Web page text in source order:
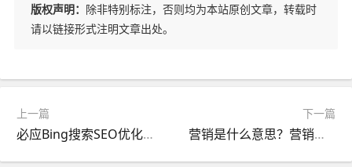
版权声明： 除非特别标注，否则均为本站原创文章，转载时
请以链接形式注明文章出处。
上一篇
必应Bing搜索SEO优化方法终极指南
下一篇
营销是什么意思？营销的方式有哪些？